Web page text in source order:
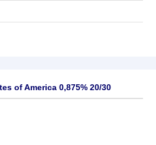
of America 0,875% 20/30